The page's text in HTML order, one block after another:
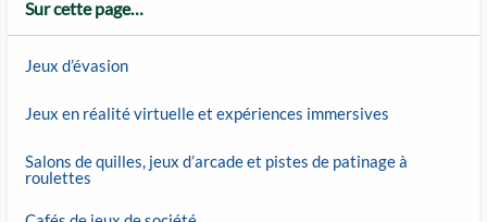
Sur cette page…
Jeux d’évasion
Jeux en réalité virtuelle et expériences immersives
Salons de quilles, jeux d’arcade et pistes de patinage à
roulettes